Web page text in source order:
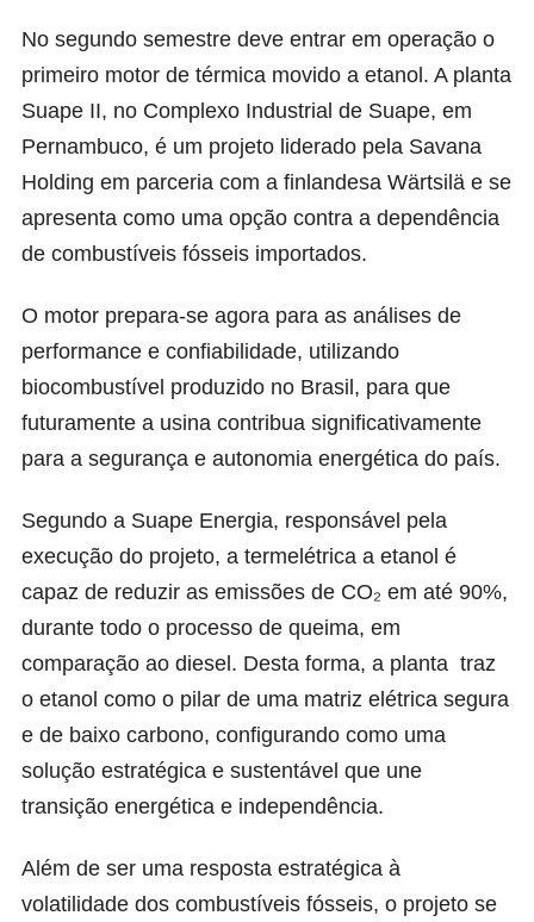
No segundo semestre deve entrar em operação o
primeiro motor de térmica movido a etanol. A planta
Suape II, no Complexo Industrial de Suape, em
Pernambuco, é um projeto liderado pela Savana
Holding em parceria com a finlandesa Wärtsilä e se
apresenta como uma opção contra a dependência
de combustíveis fósseis importados.
O motor prepara-se agora para as análises de
performance e confiabilidade, utilizando
biocombustível produzido no Brasil, para que
futuramente a usina contribua significativamente
para a segurança e autonomia energética do país.
Segundo a Suape Energia, responsável pela
execução do projeto, a termelétrica a etanol é
capaz de reduzir as emissões de CO₂ em até 90%,
durante todo o processo de queima, em
comparação ao diesel. Desta forma, a planta traz
o etanol como o pilar de uma matriz elétrica segura
e de baixo carbono, configurando como uma
solução estratégica e sustentável que une
transição energética e independência.
Além de ser uma resposta estratégica à
volatilidade dos combustíveis fósseis, o projeto se